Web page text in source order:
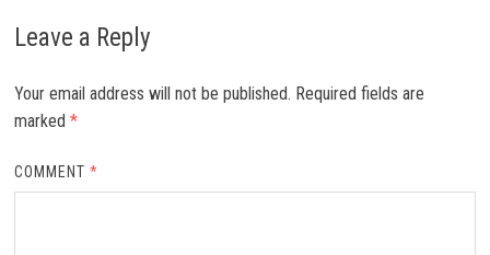
Leave a Reply
Your email address will not be published. Required fields are
marked *
COMMENT*